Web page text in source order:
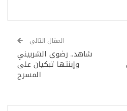
المقال التالي
شاهد.. رضوى الشربيني
وإبنتها تبكيان على
المسرح